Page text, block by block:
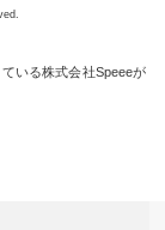
いる株式会社Speeeが